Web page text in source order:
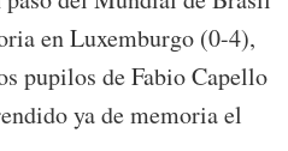
en Luxemburgo (0-4),
pupilos de Fabio Capello
ya de memoria el